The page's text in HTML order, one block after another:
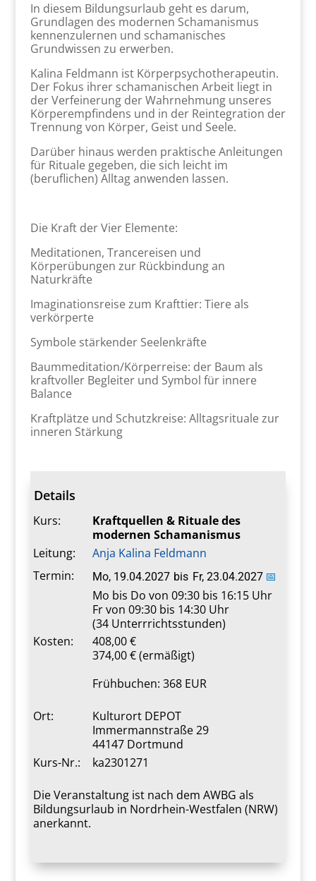
In diesem Bildungsurlaub geht es darum,
Grundlagen des modernen Schamanismus
kennenzulernen und schamanisches
Grundwissen zu erwerben.
Kalina Feldmann ist Körperpsychotherapeutin.
Der Fokus ihrer schamanischen Arbeit liegt in
der Verfeinerung der Wahrnehmung unseres
Körperempfindens und in der Reintegration der
Trennung von Körper, Geist und Seele.
Darüber hinaus werden praktische Anleitungen
für Rituale gegeben, die sich leicht im
(beruflichen) Alltag anwenden lassen.
Die Kraft der Vier Elemente:
Meditationen, Trancereisen und
Körperübungen zur Rückbindung an
Naturkräfte
Imaginationsreise zum Krafttier: Tiere als
verkörperte
Symbole stärkender Seelenkräfte
Baummeditation/Körperreise: der Baum als
kraftvoller Begleiter und Symbol für innere
Balance
Kraftplätze und Schutzkreise: Alltagsrituale zur
inneren Stärkung
Details
Kurs:
Kraftquellen & Rituale des
modernen Schamanismus
Leitung:
Anja Kalina Feldmann
Termin:
Mo, 19.04.2027 bis Fr, 23.04.2027 📅
Mo bis Do von 09:30 bis 16:15 Uhr
Fr von 09:30 bis 14:30 Uhr
(34 Unterrrichtsstunden)
Kosten:
408,00 €
374,00 € (ermäßigt)
Frühbuchen: 368 EUR
Ort:
Kulturort DEPOT
Immermannstraße 29
44147 Dortmund
Kurs-Nr.:
ka2301271
Die Veranstaltung ist nach dem AWBG als
Bildungsurlaub in Nordrhein-Westfalen (NRW)
anerkannt.